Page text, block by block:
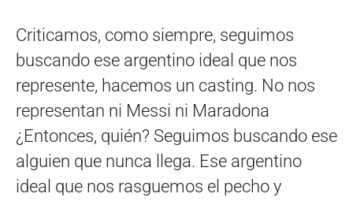
Criticamos, como siempre, seguimos
buscando ese argentino ideal que nos
represente, hacemos un casting. No nos
representan ni Messi ni Maradona
¿Entonces, quién? Seguimos buscando ese
alguien que nunca llega. Ese argentino
ideal que nos rasguemos el pecho y